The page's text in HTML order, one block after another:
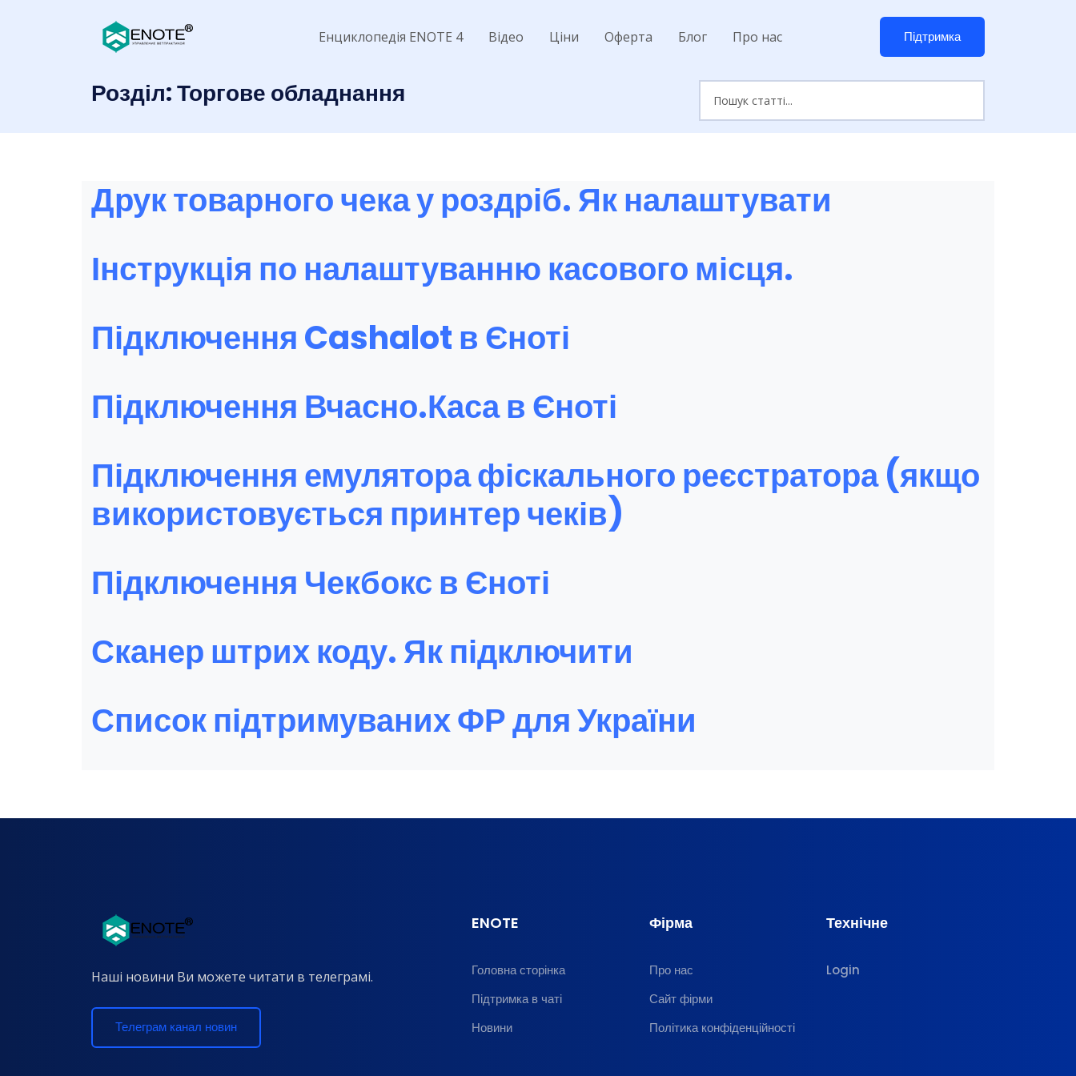
Енциклопедія ENOTE 4 Відео Ціни Оферта Блог Про нас Підтримка
Розділ:Торгове обладнання
Друк товарного чека у роздріб. Як налаштувати
Інструкція по налаштуванню касового місця.
Підключення Cashalot в Єноті
Підключення Вчасно.Каса в Єноті
Підключення емулятора фіскального реєстратора (якщо
використовується принтер чеків)
Підключення Чекбокс в Єноті
Сканер штрих коду. Як підключити
Список підтримуваних ФР для України
Наші новини Ви можете читати в телеграмі.
Телеграм канал новин
ENOTE
Головна сторінка
Підтримка в чаті
Новини
Фірма
Про нас
Сайт фірми
Політика конфіденційності
Технічне
Login